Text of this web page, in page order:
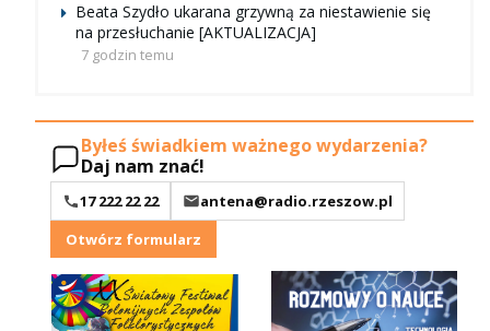
Beata Szydło ukarana grzywną za niestawienie się
na przesłuchanie [AKTUALIZACJA]
7 godzin temu
Byłeś świadkiem ważnego wydarzenia?
Daj nam znać!
17 222 22 22
antena@radio.rzeszow.pl
Otwórz formularz